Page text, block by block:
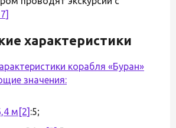
характеристики
корабля «Буран»
значения:
м [2] :5;